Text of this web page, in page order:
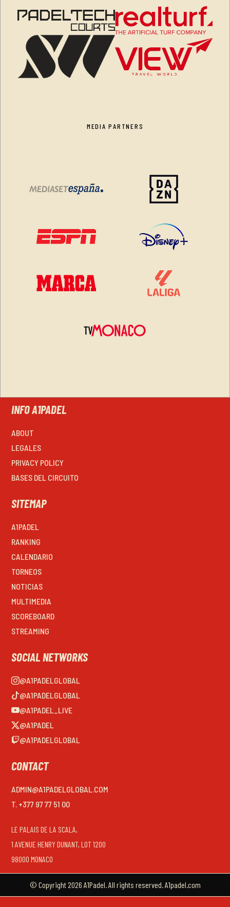
MEDIA PARTNERS
INFO A1PADEL
ABOUT
LEGALES
PRIVACY POLICY
BASES DEL CIRCUITO
SITEMAP
A1PADEL
RANKING
CALENDARIO
TORNEOS
NOTICIAS
MULTIMEDIA
SCOREBOARD
STREAMING
SOCIAL NETWORKS
@A1PADELGLOBAL
@A1PADELGLOBAL
@A1PADEL_LIVE
@A1PADEL
@A1PADELGLOBAL
CONTACT
ADMIN@A1PADELGLOBAL.COM
T. +377 97 77 51 00
LE PALAIS DE LA SCALA,
1 AVENUE HENRY DUNANT, LOT 1200
98000 MONACO
© Copyright 2026 A1Padel. All rights reserved. A1padel.com